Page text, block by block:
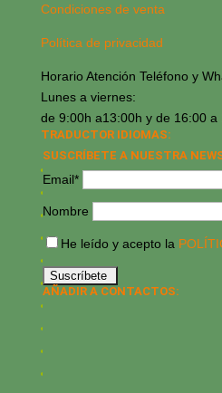
Condiciones de venta
Política de privacidad
Horario Atención Teléfono y
Lunes a viernes:
de 9:00h a13:00h y de 16:00 a
TRADUCTOR IDIOMAS:
SUSCRÍBETE A NUESTRA
Email*
Nombre
He leído y acepto la
AÑADIR A CONTACTOS: